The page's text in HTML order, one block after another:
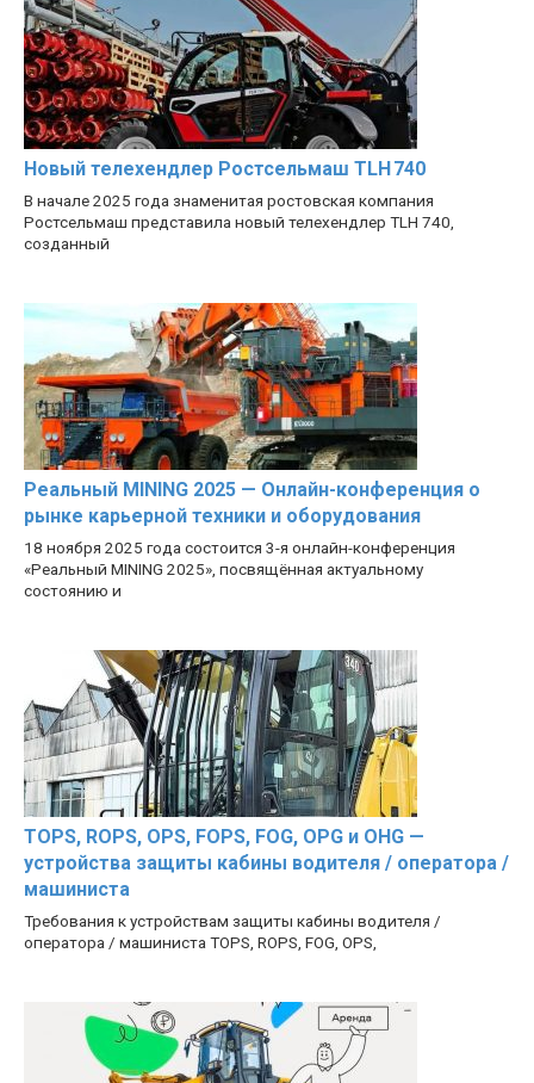
Новый телехендлер Ростсельмаш TLH 740
В начале 2025 года знаменитая ростовская компания
Ростсельмаш представила новый телехендлер TLH 740,
созданный
Реальный MINING 2025 — Онлайн-конференция о
рынке карьерной техники и оборудования
18 ноября 2025 года состоится 3-я онлайн-конференция
«Реальный MINING 2025», посвящённая актуальному
состоянию и
TOPS, ROPS, OPS, FOPS, FOG, OPG и OHG —
устройства защиты кабины водителя / оператора /
машиниста
Требования к устройствам защиты кабины водителя /
оператора / машиниста TOPS, ROPS, FOG, OPS,